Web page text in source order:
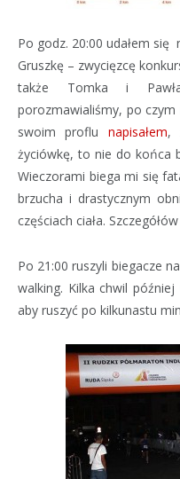
Po godz. 20:00 udałem się
Gruszkę – zwycięzcę
także Tomka i
porozmawialiśmy, po czym
swoim proflu napisałem,
życiówkę, to nie do końca
Wieczorami biega mi się
brzucha i drastycznym
częściach ciała.
Po 21:00 ruszyli biegacze
walking. Kilka chwil
aby ruszyć po kilkunastu